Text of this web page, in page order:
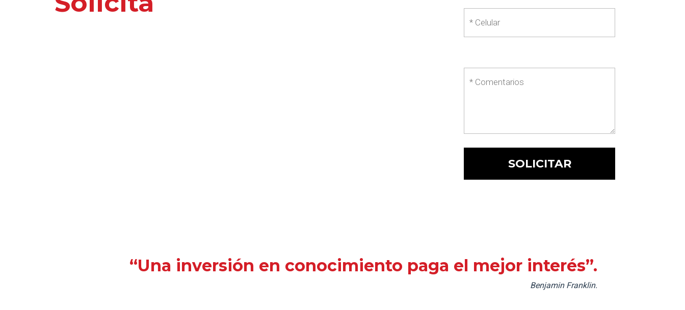
“Una inversión en conocimiento paga el mejor interés”.
Benjamin Franklin.